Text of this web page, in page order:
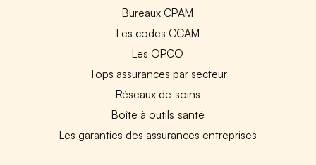
Bureaux CPAM
Les codes CCAM
Les OPCO
Tops assurances par secteur
Réseaux de soins
Boîte à outils santé
Les garanties des assurances entreprises